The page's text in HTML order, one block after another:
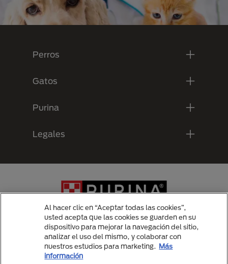
Perros
Gatos
Purina
Legales
Menu Footer Secundario Purina
Al hacer clic en “Aceptar todas las cookies”,
usted acepta que las cookies se guarden en su
dispositivo para mejorar la navegación del sitio,
analizar el uso del mismo, y colaborar con
nuestros estudios para marketing. Más
información